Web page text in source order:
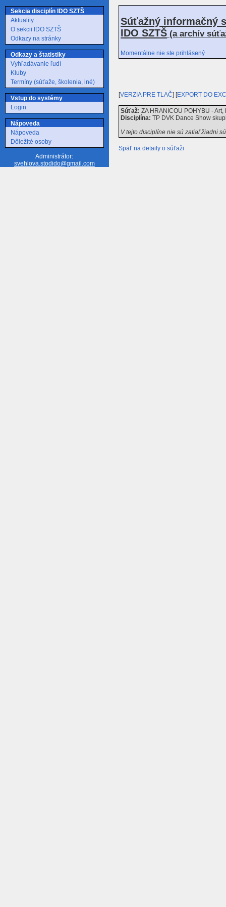
Sekcia disciplín IDO SZTŠ
Aktuality
O sekcii IDO SZTŠ
Odkazy na stránky
Odkazy a štatistiky
Vyhľadávanie ľudí
Kluby
Termíny (súťaže, školenia, iné)
Vstup do systémy
Login
Nápoveda
Nápoveda
Dôležité osoby
Administrátor:
svehlova.stodido@gmail.com
Súťažný informačný
IDO SZTŠ (a archív
Momentálne nie ste prihlásený
[VERZIA PRE TLAČ] [EXPORT DO
Súťaž: ZA HRANICOU POHYBU -
Disciplína: TP DVK Dance Show
V tejto disciplíne nie sú zatiaľ žiadni
Späť na detaily o súťaži